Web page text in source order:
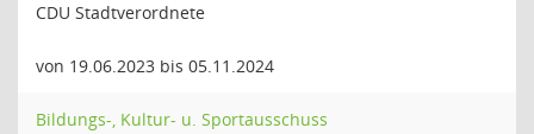
CDU Stadtverordnete
von 19.06.2023 bis 05.11.2024
Bildungs-, Kultur- u. Sportausschuss